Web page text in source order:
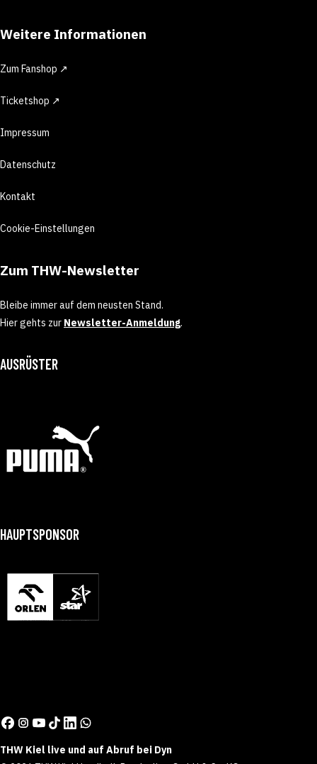
Weitere Informationen
Zum Fanshop ↗
Ticketshop ↗
Impressum
Datenschutz
Kontakt
Cookie-Einstellungen
Zum THW-Newsletter
Bleibe immer auf dem neusten Stand.
Hier gehts zur Newsletter-Anmeldung.
AUSRÜSTER
HAUPTSPONSOR
THW Kiel live und auf Abruf bei Dyn